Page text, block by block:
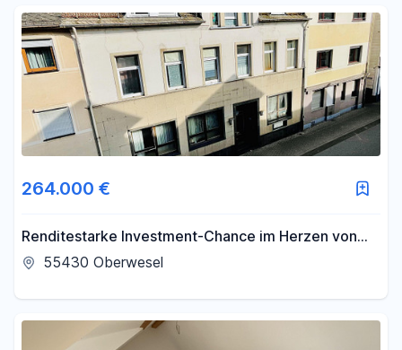
264.000 €
Renditestarke Investment-Chance im Herzen von
Oberwesel
55430 Oberwesel